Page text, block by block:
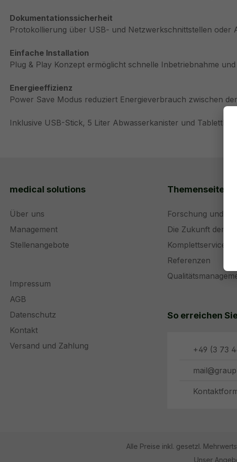
Dokumentationssicherheit
Protokollierung über USB- und Netzwerkschnittstellen oder
Einfache Installation
Plug & Play Konzept ermöglicht schnelle Inbetriebnahme
Energieeffizienz
Power Save Modus reduziert Energieverbrauch zwischen
Inklusive USB-Stick, 5 Liter Abwasserkanister und
medical solutions
Über uns
Management
Stellenangebote
Impressum
AGB
Datenschutz
Kontakt
Versand und Zahlung
Themenseiten
Forschung und
Die Zukunft der
Komplettservice
Referenzen
So erreichen
+49 (3 73
Alle Preise inkl. gesetzl.
Unser